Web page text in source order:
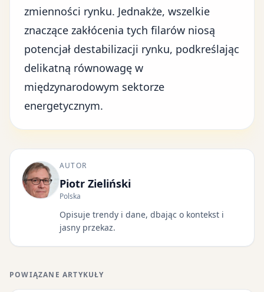
zmienności rynku. Jednakże, wszelkie
znaczące zakłócenia tych filarów niosą
potencjał destabilizacji rynku, podkreślając
delikatną równowagę w
międzynarodowym sektorze
energetycznym.
AUTOR
Piotr Zieliński
Polska
Opisuje trendy i dane, dbając o kontekst i
jasny przekaz.
POWIĄZANE ARTYKUŁY